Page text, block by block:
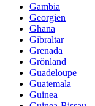
Gambia
Georgien
Ghana
Gibraltar
Grenada
Grönland
Guadeloupe
Guatemala
Guinea